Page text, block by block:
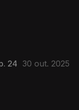
24 30 out. 2025